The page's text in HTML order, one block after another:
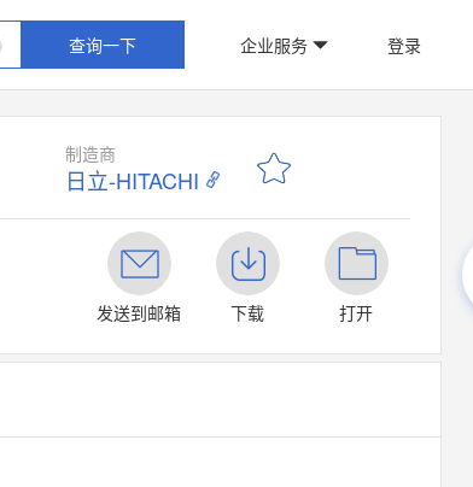
查询一下 企业服务 登录
制造商
日立-HITACHI
发送到邮箱
下载 打开